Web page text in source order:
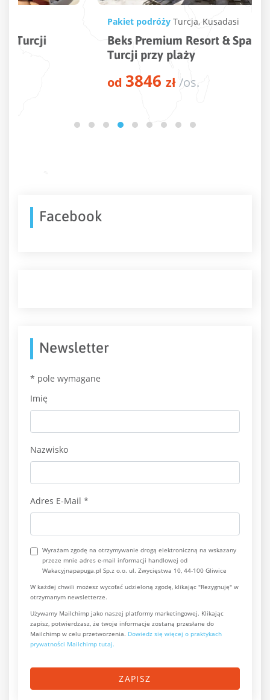
Turcja,Kusadasi
Beks Premium Resort & Spa – 5* hotel w
Turcji przy plaży
/os.
Facebook
Newsletter
* pole wymagane
Imię
Nazwisko
Adres E-Mail *
Wyrażam zgodę na otrzymywanie drogą elektroniczną na wskazany
przeze mnie adres e-mail informacji handlowej od
Wakacyjnapapuga.pl Sp.z o.o. ul. Zwycięstwa 10, 44-100 Gliwice
W każdej chwili możesz wycofać udzieloną zgodę, klikając "Rezygnuję" w
otrzymanym newsletterze.
Używamy Mailchimp jako naszej platformy marketingowej. Klikając
zapisz, potwierdzasz, że twoje informacje zostaną przesłane do
Mailchimp w celu przetworzenia. Dowiedz się więcej o praktykach
prywatności Mailchimp tutaj.
ZAPISZ